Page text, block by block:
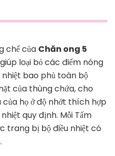
chế của Chăn ong 5
loại bỏ các điểm nóng
bao phủ toàn bộ
của thùng chứa, cho
của họ ở độ nhớt thích hợp
quy định. Mỗi Tấm
trang bị bộ điều nhiệt có